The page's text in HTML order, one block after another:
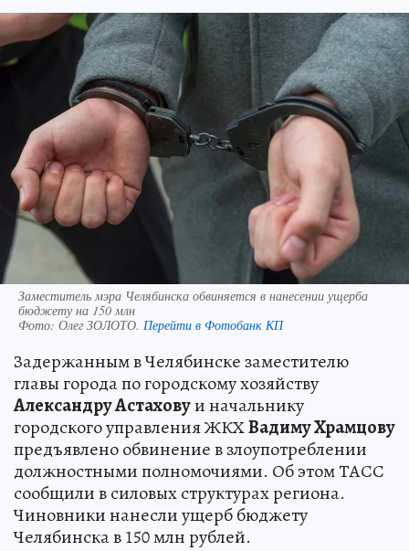
Заместитель мэра Челябинска обвиняется в нанесении ущерба
бюджету на 150 млн
Фото: Олег ЗОЛОТО. Перейти в Фотобанк КП
Задержанным в Челябинске заместителю
главы города по городскому хозяйству
Александру Астаховуи начальнику
городского управления ЖКХВадиму Храмцову
предъявлено обвинение в злоупотреблении
должностными полномочиями. Об этом ТАСС
сообщили в силовых структурах региона.
Чиновники нанесли ущерб бюджету
Челябинска в 150 млн рублей.